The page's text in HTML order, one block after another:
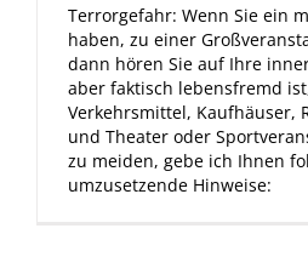
Terrorgefahr: Wenn Sie ein
haben, zu einer
dann hören Sie auf Ihre
aber faktisch lebensfremd
Verkehrsmittel, Kaufhäuser,
und Theater oder
zu meiden, gebe ich Ihnen
umzusetzende Hinweise: